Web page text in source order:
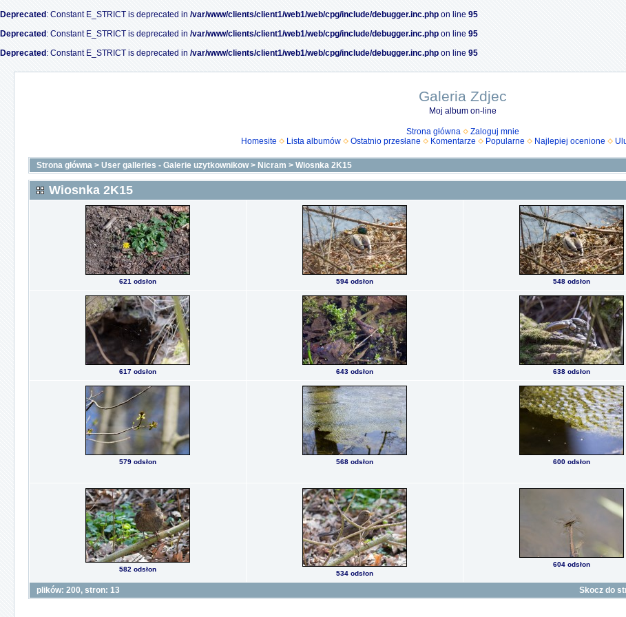
Deprecated : Constant E_STRICT is deprecated in /var/www/clients/client1/web1/web/cpg/include/debugger.inc.php on line 95
Deprecated : Constant E_STRICT is deprecated in /var/www/clients/client1/web1/web/cpg/include/debugger.inc.php on line 95
Deprecated : Constant E_STRICT is deprecated in /var/www/clients/client1/web1/web/cpg/include/debugger.inc.php on line 95
Galeria Zdjec
Moj album on-line
Strona główna
Zaloguj mnie
Homesite
Lista albumów Ostatnio przesłane Komentarze Popularne Najlepiej ocenione
Strona główna > User galleries - Galerie uzytkownikow> Nicram > Wiosnka 2K15
Wiosnka 2K15
621 odsłon 594 odsłon 548 odsłon
617 odsłon 643 odsłon 638 odsłon
579 odsłon 568 odsłon
600 odsłon
582 odsłon
534 odsłon
604 odsłon
plików: 200, stron: 13 Skocz do